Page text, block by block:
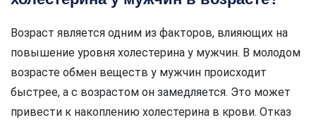
Возраст является одним из факторов, влияющих на
повышение уровня холестерина у мужчин. В молодом
возрасте обмен веществ у мужчин происходит
быстрее, а с возрастом он замедляется. Это может
привести к накоплению холестерина в крови. Отказ